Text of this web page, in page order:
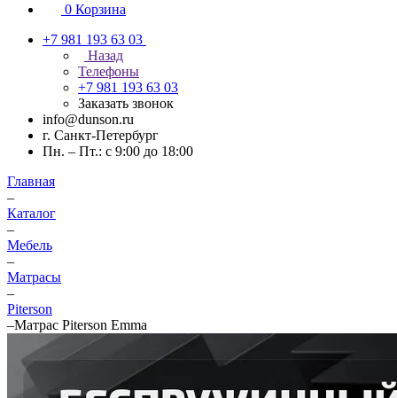
0 Корзина
+7 981 193 63 03
Назад
Телефоны
+7 981 193 63 03
Заказать звонок
info@dunson.ru
г. Санкт-Петербург
Пн. – Пт.: с 9:00 до 18:00
Главная
–
Каталог
–
Мебель
–
Матрасы
–
Piterson
–Матрас Piterson Emma